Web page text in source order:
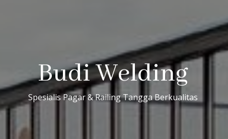
Budi Welding
Spesialis Pagar & Railing Tangga Berkualitas